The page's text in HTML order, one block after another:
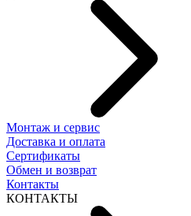
Монтаж и сервис
Доставка и оплата
Сертификаты
Обмен и возврат
Контакты
КОНТАКТЫ